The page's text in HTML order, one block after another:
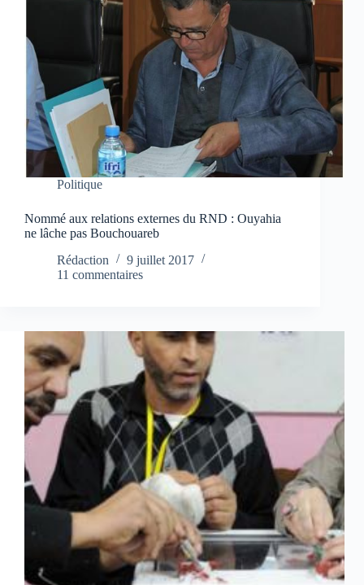
Politique
Nommé aux relations externes du RND : Ouyahia
ne lâche pas Bouchouareb
Rédaction
9 juillet 2017
11 commentaires